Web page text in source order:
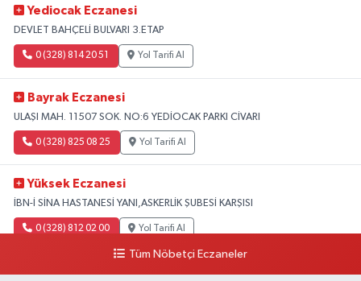
Yediocak Eczanesi
DEVLET BAHÇELİ BULVARI 3.ETAP
0 (328) 814 20 51 Yol Tarifi Al
Bayrak Eczanesi
ULAŞI MAH. 11507 SOK. NO:6 YEDİOCAK PARKI CİVARI
0 (328) 825 08 25 Yol Tarifi Al
Yüksek Eczanesi
İBN-İ SİNA HASTANESİ YANI,ASKERLİK ŞUBESİ KARŞISI
0 (328) 812 02 00 Yol Tarifi Al
Tüm Nöbetçi Eczaneler